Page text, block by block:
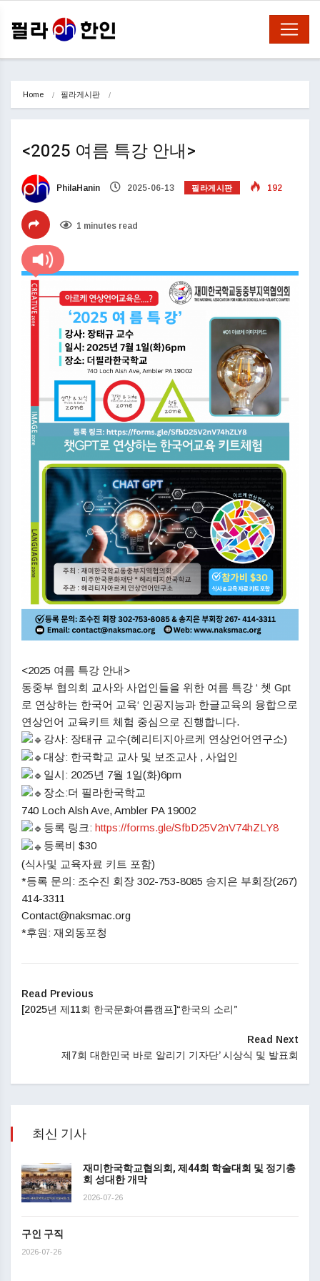
Home 필라게시판
<2025 여름 특강 안내>
PhilaHanin 2025-06-13 필라게시판 192
1 minutes read
<2025 여름 특강 안내>
동중부 협의회 교사와 사업인들을 위한 여름 특강 ‘ 쳇 Gpt
로 연상하는 한국어 교육‘ 인공지능과 한글교육의 융합으로
연상언어 교육키트 체험 중심으로 진행합니다.
강사: 장태규 교수(헤리티지아르케 연상언어연구소)
대상: 한국학교 교사 및 보조교사 , 사업인
일시: 2025년 7월 1일(화)6pm
장소:더 필라한국학교
740 Loch Alsh Ave, Ambler PA 19002
등록 링크: https://forms.gle/SfbD25V2nV74hZLY8
등록비 $30
(식사및 교육자료 키트 포함)
*등록 문의: 조수진 회장 302-753-8085 송지은 부회장(267)
414-3311
Contact@naksmac.org
*후원: 재외동포청
Read Previous
[2025년 제11회 한국문화여름캠프]“한국의 소리”
Read Next
제7회 대한민국 바로 알리기 기자단’ 시상식 및 발표회
최신 기사
재미한국학교협의회, 제44회 학술대회 및 정기총
회 성대한 개막
2026-07-26
구인 구직
2026-07-26